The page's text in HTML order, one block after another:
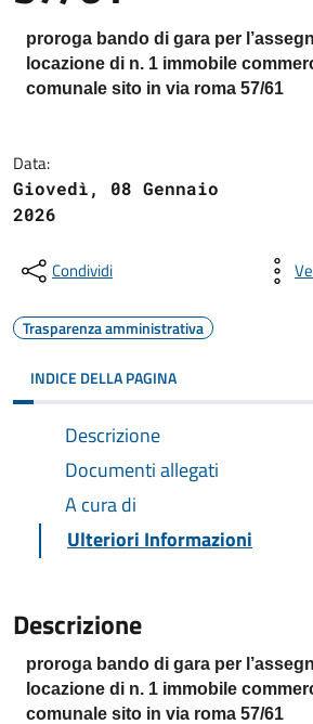
proroga bando di gara per
locazione di n. 1 immobile
comunale sito in via roma 57/61
Data:
Giovedì, 08 Gennaio
2026
Condividi
Trasparenza amministrativa
INDICE DELLA PAGINA
Descrizione
Documenti allegati
A cura di
Ulteriori Informazioni
Descrizione
proroga bando di gara per
locazione di n. 1 immobile
comunale sito in via roma 57/61